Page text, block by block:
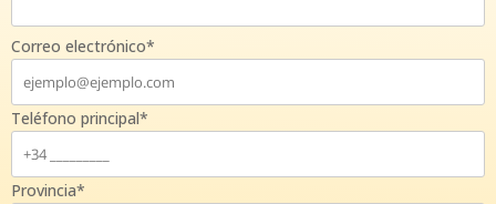
Correo electrónico*
Teléfono principal*
Provincia*